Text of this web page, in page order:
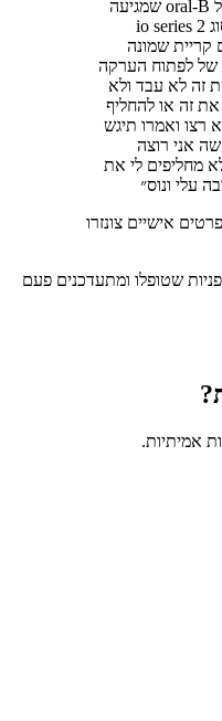
שלום , אני קניתי ערקה של oral-B שמגיעה
עם שני מברשות שיניים מסוג io series 2
קריית שמונה
של לפתוח הערקה
זה לא עבד ולא
את זה או להחליף
ואמרו תיגש
אני רוצה
מחליפים לי את
עלי ונוס״
אישיים צונזרו
שטופלו ומתעדכנים פעם
אמיתיות.